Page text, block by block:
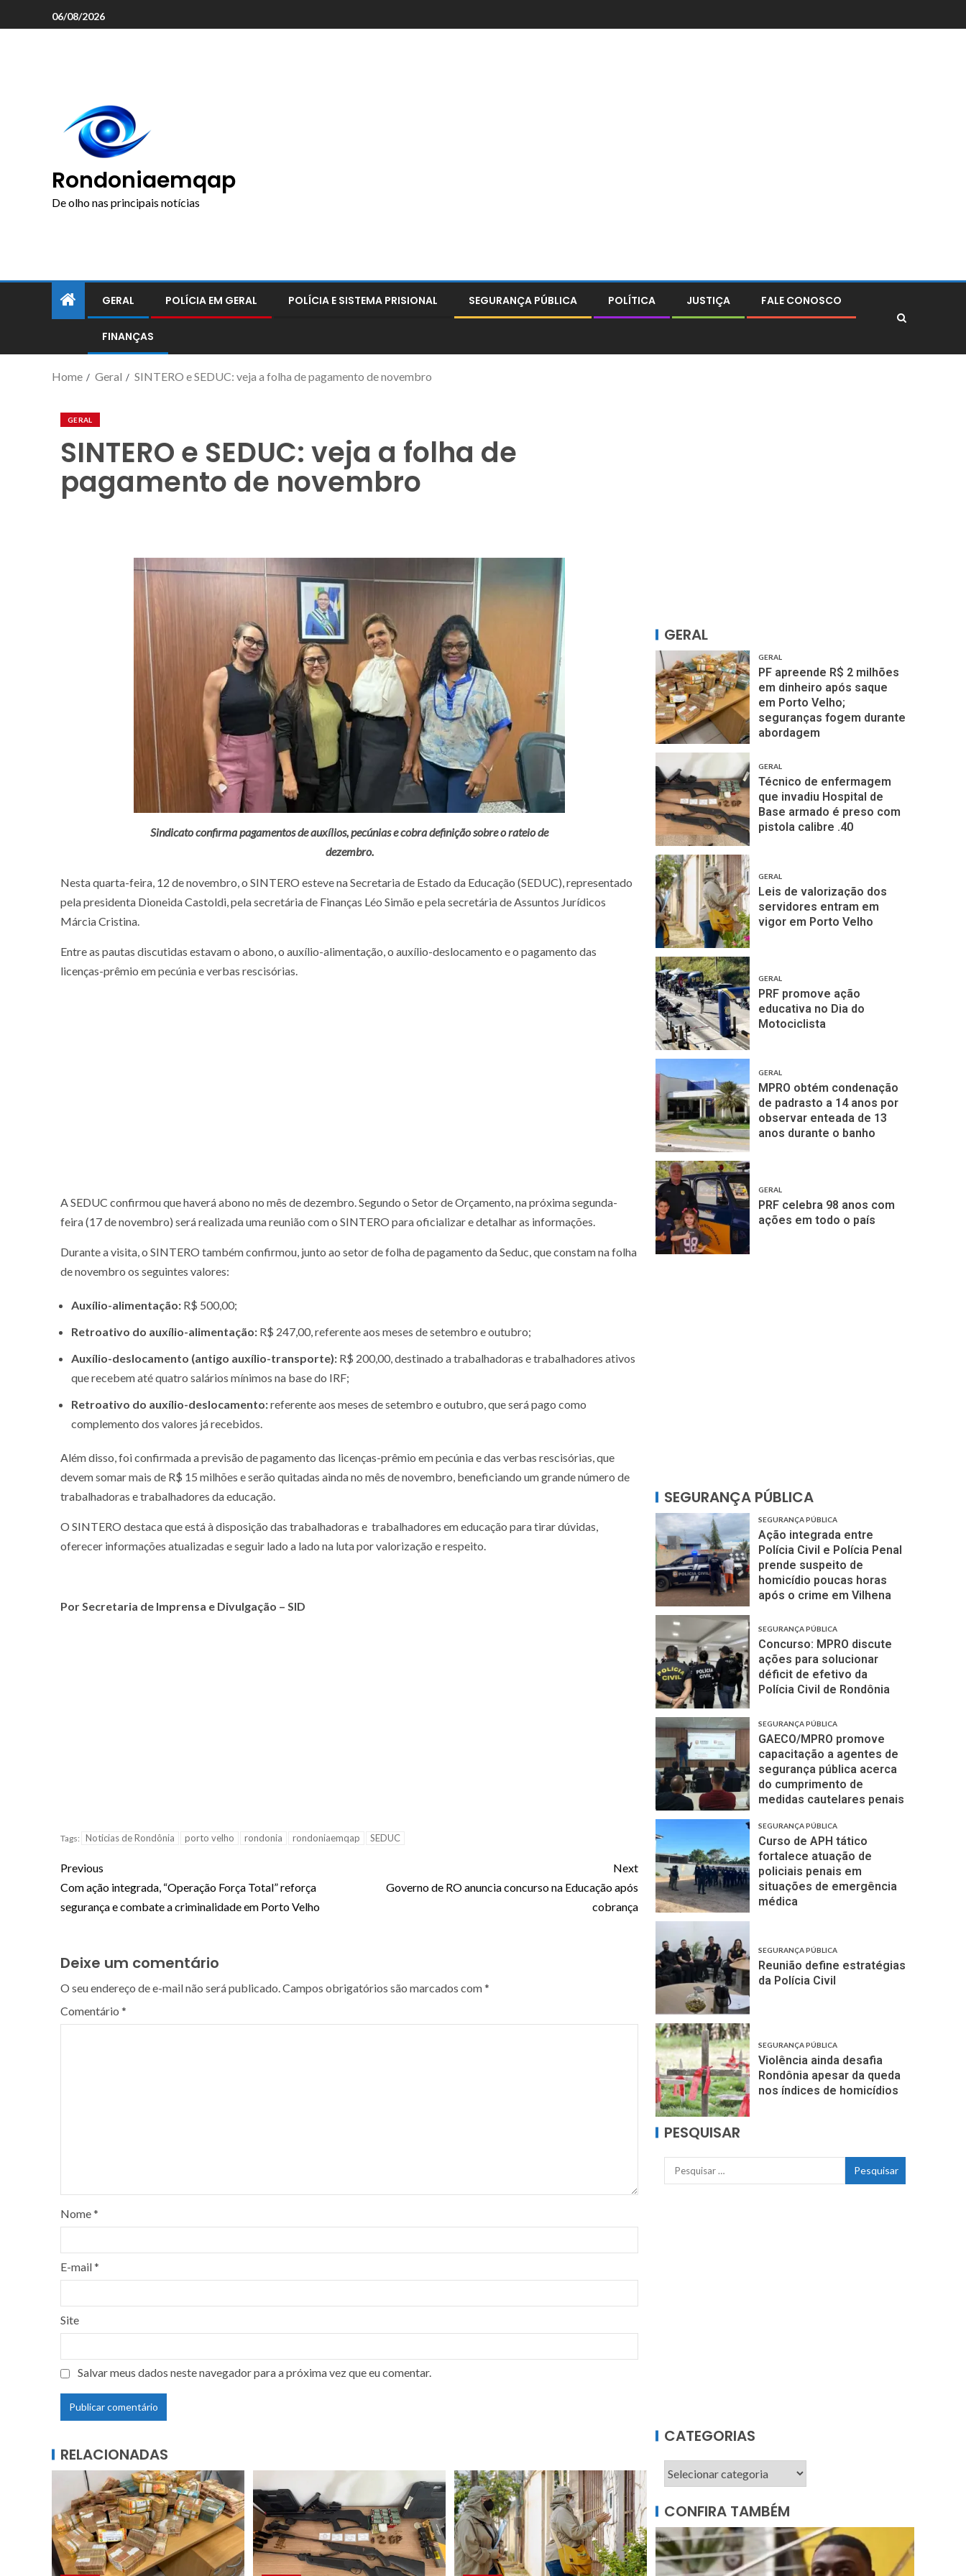
06/08/2026
Rondoniaemqap
De olho nas principais notícias
GERAL POLÍCIA EM GERAL POLÍCIA E SISTEMA PRISIONAL SEGURANÇA PÚBLICA POLÍTICA JUSTIÇA FALE CONOSCO
FINANÇAS
Home Geral SINTERO e SEDUC: veja a folha de pagamento de novembro
GERAL
SINTERO e SEDUC: veja a folha de
pagamento de novembro
Sindicato confirma pagamentos de auxílios, pecúnias e cobra definição sobre o rateio de
dezembro.
Nesta quarta-feira, 12 de novembro, o SINTERO esteve na Secretaria de Estado da Educação (SEDUC), representado
pela presidenta Dioneida Castoldi, pela secretária de Finanças Léo Simão e pela secretária de Assuntos Jurídicos
Márcia Cristina.
Entre as pautas discutidas estavam o abono, o auxílio-alimentação, o auxílio-deslocamento e o pagamento das
licenças-prêmio em pecúnia e verbas rescisórias.
A SEDUC confirmou que haverá abono no mês de dezembro. Segundo o Setor de Orçamento, na próxima segunda-
feira (17 de novembro) será realizada uma reunião com o SINTERO para oficializar e detalhar as informações.
Durante a visita, o SINTERO também confirmou, junto ao setor de folha de pagamento da Seduc, que constam na folha
de novembro os seguintes valores:
Auxílio-alimentação: R$ 500,00;
Retroativo do auxílio-alimentação: R$ 247,00, referente aos meses de setembro e outubro;
Auxílio-deslocamento (antigo auxílio-transporte): R$ 200,00, destinado a trabalhadoras e trabalhadores ativos
que recebem até quatro salários mínimos na base do IRF;
Retroativo do auxílio-deslocamento:referente aos meses de setembro e outubro, que será pago como
complemento dos valores já recebidos.
Além disso, foi confirmada a previsão de pagamento das licenças-prêmio em pecúnia e das verbas rescisórias, que
devem somar mais de R$ 15 milhões e serão quitadas ainda no mês de novembro, beneficiando um grande número de
trabalhadoras e trabalhadores da educação.
O SINTERO destaca que está à disposição das trabalhadoras e trabalhadores em educação para tirar dúvidas,
oferecer informações atualizadas e seguir lado a lado na luta por valorização e respeito.
Por Secretaria de Imprensa e Divulgação – SID
Tags: Noticias de Rondônia porto velho rondonia rondoniaemqap SEDUC
Previous
Com ação integrada, “Operação Força Total” reforça
segurança e combate a criminalidade em Porto Velho
Next
Governo de RO anuncia concurso na Educação após
cobrança
Deixe um comentário
O seu endereço de e-mail não será publicado.Campos obrigatórios são marcados com*
Comentário *
Nome*
E-mail*
Site
Salvar meus dados neste navegador para a próxima vez que eu comentar.
RELACIONADAS
GERAL
GERAL
PF apreende R$ 2 milhões
em dinheiro após saque
em Porto Velho;
seguranças fogem durante
abordagem
GERAL
Técnico de enfermagem
que invadiu Hospital de
Base armado é preso com
pistola calibre .40
GERAL
Leis de valorização dos
servidores entram em
vigor em Porto Velho
GERAL
PRF promove ação
educativa no Dia do
Motociclista
GERAL
MPRO obtém condenação
de padrasto a 14 anos por
observar enteada de 13
anos durante o banho
GERAL
PRF celebra 98 anos com
ações em todo o país
SEGURANÇA PÚBLICA
SEGURANÇA PÚBLICA
Ação integrada entre
Polícia Civil e Polícia Penal
prende suspeito de
homicídio poucas horas
após o crime em Vilhena
SEGURANÇA PÚBLICA
Concurso: MPRO discute
ações para solucionar
déficit de efetivo da
Polícia Civil de Rondônia
SEGURANÇA PÚBLICA
GAECO/MPRO promove
capacitação a agentes de
segurança pública acerca
do cumprimento de
medidas cautelares penais
SEGURANÇA PÚBLICA
Curso de APH tático
fortalece atuação de
policiais penais em
situações de emergência
médica
SEGURANÇA PÚBLICA
Reunião define estratégias
da Polícia Civil
SEGURANÇA PÚBLICA
Violência ainda desafia
Rondônia apesar da queda
nos índices de homicídios
PESQUISAR
CATEGORIAS
CONFIRA TAMBÉM